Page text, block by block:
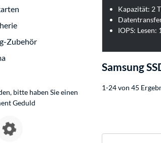
Zubehör
bitte haben Sie einen
Geduld
Kapazität: 2
IOPS:
Samsung
1-24 von 45